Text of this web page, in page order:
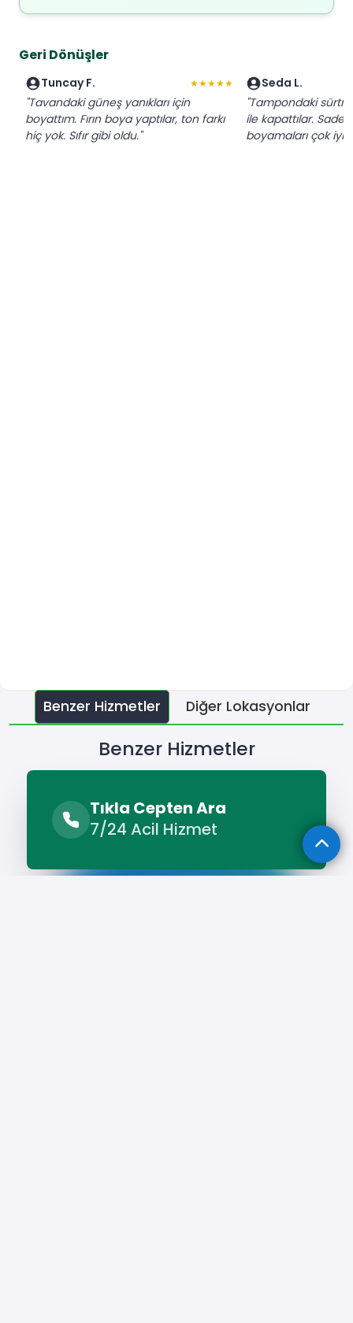
Geri Dönüşler
Tuncay F. ★★★★★
"Tavandaki güneş yanıkları için
boyattım. Fırın boya yaptılar, ton farkı
hiç yok. Sıfır gibi oldu."
Seda L.
"Tampondaki
ile kapattılar.
boyamaları çok iyi."
Tıkla Cepten Ara
7/24 Acil Hizmet
Benzer Hizmetler Diğer Lokasyonlar
Benzer Hizmetler